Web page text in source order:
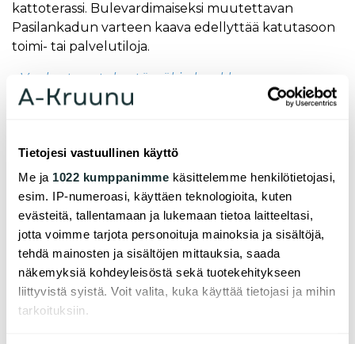
Tietojesi vastuullinen käyttö
Me ja 1022 kumppanimme käsittelemme henkilötietojasi,
esim. IP-numeroasi, käyttäen teknologioita, kuten
evästeitä, tallentamaan ja lukemaan tietoa laitteeltasi,
jotta voimme tarjota personoituja mainoksia ja sisältöjä,
tehdä mainosten ja sisältöjen mittauksia, saada
näkemyksiä kohdeyleisöstä sekä tuotekehitykseen
liittyvistä syistä. Voit valita, kuka käyttää tietojasi ja mihin
tarkoituksiin.
kattoterassi. Bulevardimaiseksi muutettavan
Pasilankadun varteen kaava edellyttää katutasoon
toimi- tai palvelutiloja.
- Vuokrataso tulee tässäkin hankkeessa
määräytymään omakustannusperiaatteen
edullisemmaksi. Uskomme, että hankkeestamme
tulee suosittu, sillä tällaisista asuinkohteista on
Helsingissä kova pula, toteaa Mäkimattila.
4 – 8 -kerroksiset rakennukset valmistuvat
elokuussa 2022.